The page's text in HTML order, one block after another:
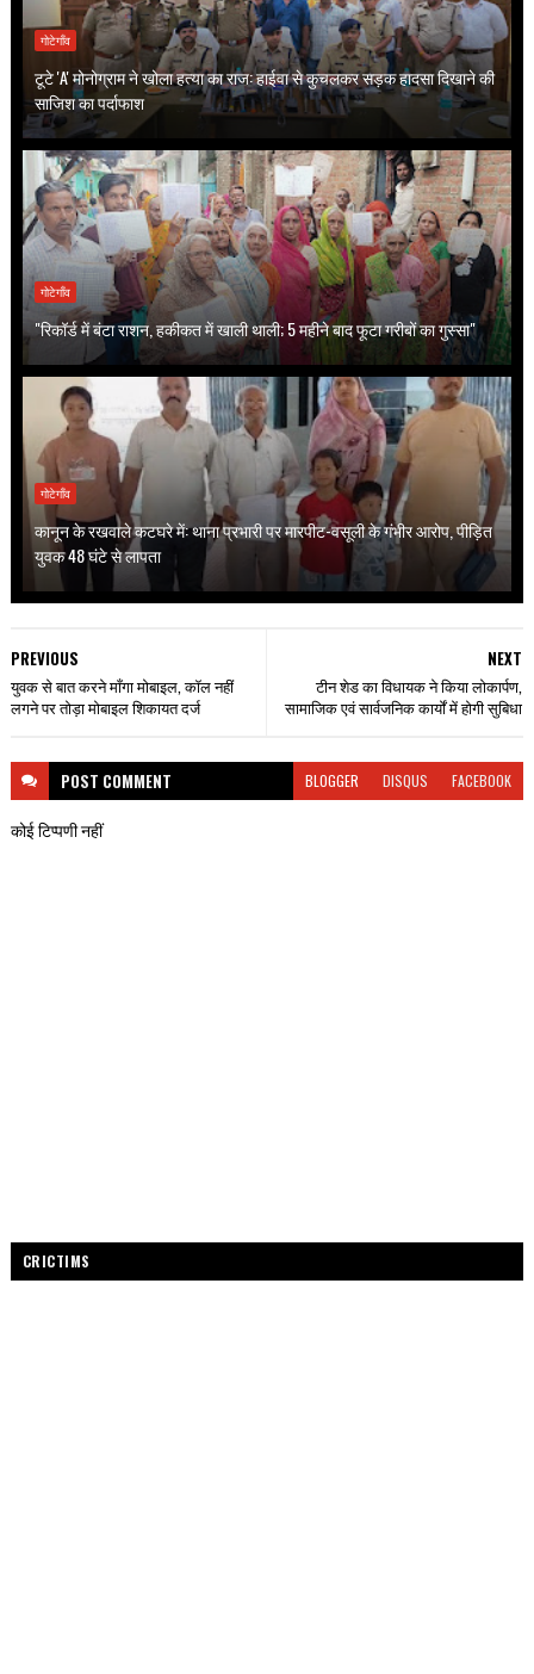
गोटेगाँव
टूटे 'A' मोनोग्राम ने खोला हत्या का राज: हाईवा से कुचलकर सड़क हादसा दिखाने की
साजिश का पर्दाफाश
गोटेगाँव
"रिकॉर्ड में बंटा राशन, हकीकत में खाली थाली; 5 महीने बाद फूटा गरीबों का गुस्सा"
गोटेगाँव
कानून के रखवाले कटघरे में: थाना प्रभारी पर मारपीट-वसूली के गंभीर आरोप, पीड़ित
युवक 48 घंटे से लापता
NEXT
टीन शेड का विधायक ने किया लोकार्पण,
सामाजिक एवं सार्वजनिक कार्यों में होगी सुबिधा
PREVIOUS
युवक से बात करने माँगा मोबाइल, कॉल नहीं
लगने पर तोड़ा मोबाइल शिकायत दर्ज
POST COMMENT BLOGGER DISQUS FACEBOOK
कोई टिप्पणी नहीं
CRICTIMS